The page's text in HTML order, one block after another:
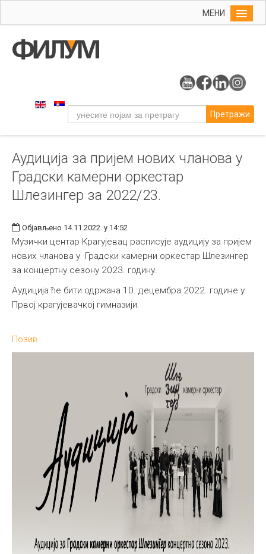
МЕНИ
Упис
Уметност
Музичка уметност
Примењена и ликовна уметност
Галерија
Библиотека
Студенти
Претражи
Аудиција за пријем нових чланова у
Градски камерни оркестар
Шлезингер за 2022/23.
Објављено 14.11.2022. у 14:52
Музички центар Крагујевац расписује аудицију за пријем
нових чланова у Градски камерни оркестар Шлезингер
за концертну сезону 2023. годину.
Аудиција ће бити одржана 10. децембра 2022. године у
Првој крагујевачкој гимназији.
Позив.